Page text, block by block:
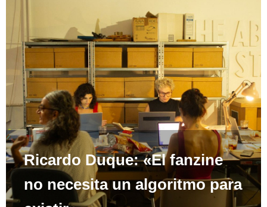
Ricardo Duque: «El fanzine
no necesita un algoritmo para